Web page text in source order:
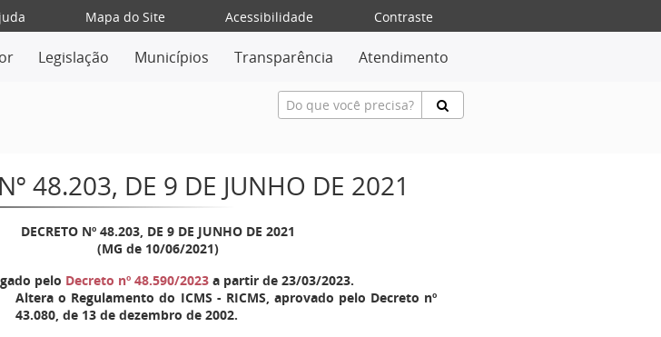
Mapa do Site Acessibilidade
Contraste
Legislação Municípios Transparência Atendimento
48.203, DE 9 DE JUNHO DE 2021
DECRETO Nº 48.203, DE 9 DE JUNHO DE 2021
(MG de 10/06/2021)
pelo Decreto nº 48.590/2023 a partir de 23/03/2023.
Altera o Regulamento do ICMS - RICMS, aprovado pelo Decreto nº
43.080, de 13 de dezembro de 2002.